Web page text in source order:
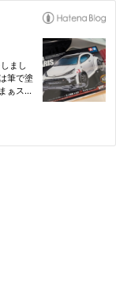
まし
筆で塗
ぁスプ